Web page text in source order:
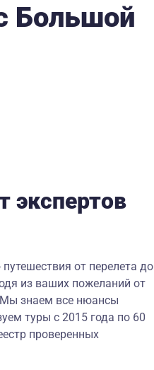
Большой
экспертов
от перелета до
из ваших пожеланий от
Мы знаем все нюансы
туры с 2015 года по 60
проверенных